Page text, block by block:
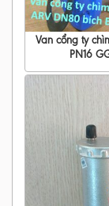
Van cổng ty
PN16